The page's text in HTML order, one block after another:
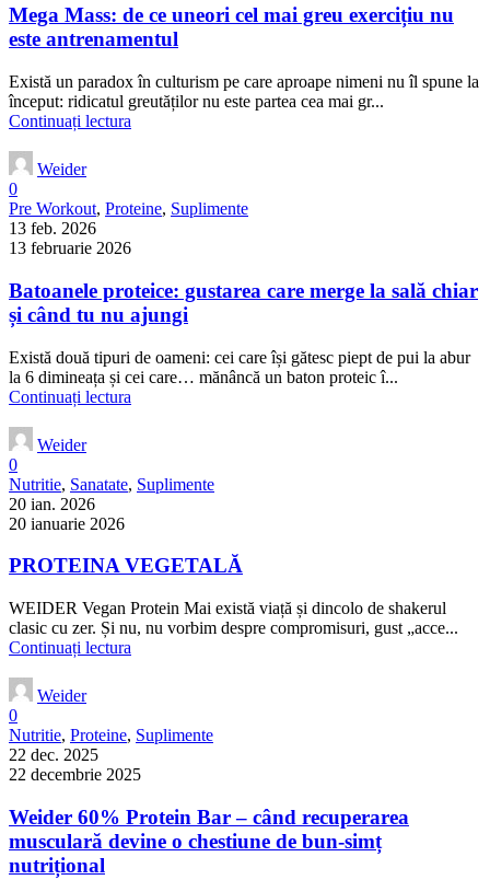
Mega Mass: de ce uneori cel mai greu exercițiu nu
este antrenamentul
Există un paradox în culturism pe care aproape nimeni nu îl spune la
început: ridicatul greutăților nu este partea cea mai gr...
Continuați lectura
Weider
0
Pre Workout, Proteine, Suplimente
13 feb. 2026
13 februarie 2026
Batoanele proteice: gustarea care merge la sală chiar
și când tu nu ajungi
Există două tipuri de oameni: cei care își gătesc piept de pui la abur
la 6 dimineața și cei care… mănâncă un baton proteic î...
Continuați lectura
Weider
0
Nutritie, Sanatate, Suplimente
20 ian. 2026
20 ianuarie 2026
PROTEINA VEGETALĂ
WEIDER Vegan Protein Mai există viață și dincolo de shakerul
clasic cu zer. Și nu, nu vorbim despre compromisuri, gust „acce...
Continuați lectura
Weider
0
Nutritie, Proteine, Suplimente
22 dec. 2025
22 decembrie 2025
Weider 60% Protein Bar – când recuperarea
musculară devine o chestiune de bun-simț
nutrițional